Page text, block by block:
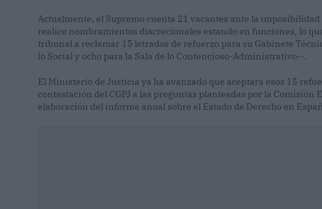
Actualmente, el Supremo cuenta 21 vacantes ante la imposibilidad
realice nombramientos discrecionales estando en funciones, lo
tribunal a reclamar 15 letrados de refuerzo para su Gabinete
lo Social y ocho para la Sala de lo Contencioso-Administrativo--.
El Ministerio de Justicia ya ha avanzado que aceptará esos 15
contestación del CGPJ a las preguntas planteadas por la Comisión
elaboración del informe anual sobre el Estado de Derecho en